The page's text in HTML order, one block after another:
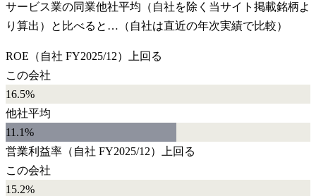
サービス業の同業他社平均（自社を除く当サイト掲載銘柄よ
り算出）と比べると…（自社は直近の年次実績で比較）
ROE （自社 FY2025/12）
上回る
この会社
16.5%
他社平均
11.1%
営業利益率 （自社 FY2025/12）
上回る
この会社
15.2%